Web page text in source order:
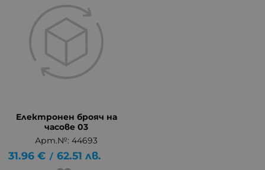
Електронен брояч на
часове 03
Арт.№: 44693
31.96 € / 62.51 лв.